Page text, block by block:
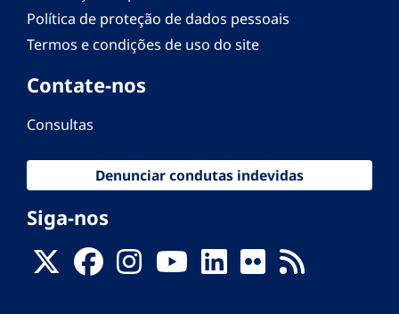
Política de proteção de dados pessoais
Termos e condições de uso do site
Contate-nos
Consultas
Denunciar condutas indevidas
Siga-nos